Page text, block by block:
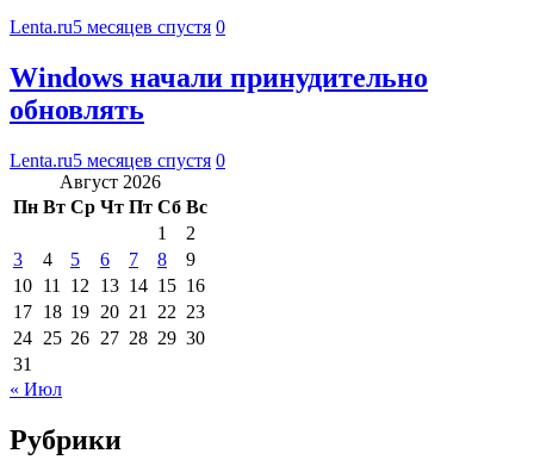
Lenta.ru5 месяцев спустя 0
Windows начали принудительно
обновлять
Lenta.ru5 месяцев спустя 0
Август 2026
Пн Вт Ср Чт Пт Сб Вс
1
2
3
4 5 6 7 8
9
10 11 12 13 14 15 16
17 18 19 20 21 22 23
24 25 26 27 28 29 30
31
« Июл
Рубрики